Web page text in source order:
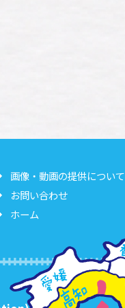
画像・動画の提供について
お問い合わせ
ホーム